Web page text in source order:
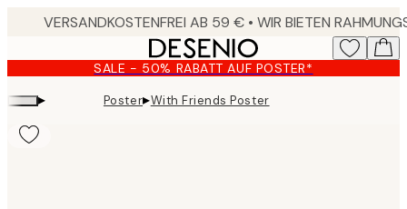
content.
SALE - 50% RABATT AUF POSTER*
▸ Poster▸With Friends Poster